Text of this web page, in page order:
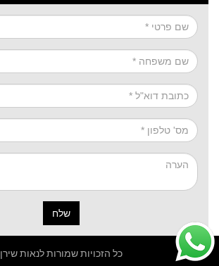
שלח
כל הזכויות שמורות לנאות שירן